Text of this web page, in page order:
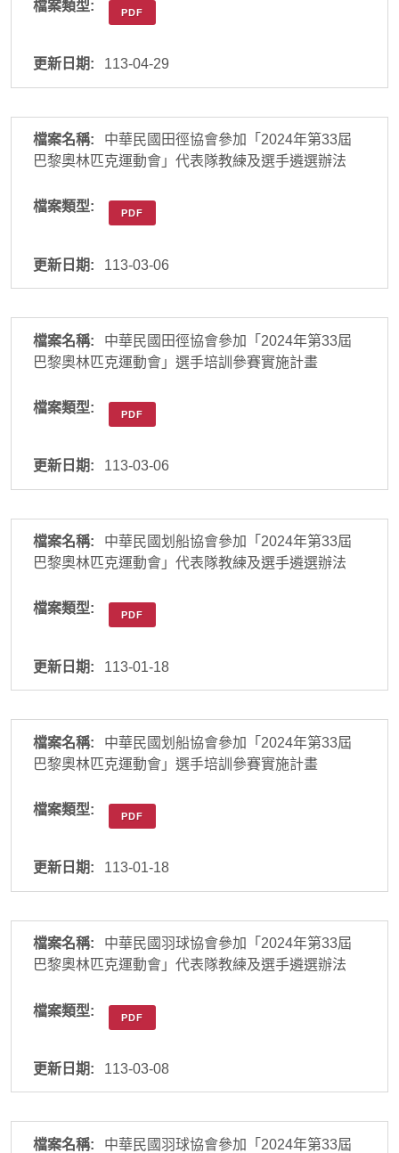
PDF
113-04-29
中華民國田徑協會參加「2024年第33屆
巴黎奧林匹克運動會」代表隊教練及選手遴選辦法
PDF
113-03-06
中華民國田徑協會參加「2024年第33屆
巴黎奧林匹克運動會」選手培訓參賽實施計畫
PDF
113-03-06
中華民國划船協會參加「2024年第33屆
巴黎奧林匹克運動會」代表隊教練及選手遴選辦法
PDF
113-01-18
中華民國划船協會參加「2024年第33屆
巴黎奧林匹克運動會」選手培訓參賽實施計畫
PDF
113-01-18
中華民國羽球協會參加「2024年第33屆
巴黎奧林匹克運動會」代表隊教練及選手遴選辦法
PDF
113-03-08
中華民國羽球協會參加「2024年第33屆